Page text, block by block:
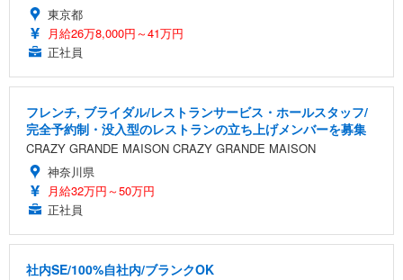
東京都
月給26万8,000円～41万円
正社員
フレンチ, ブライダル/レストランサービス・ホールスタッフ/
完全予約制・没入型のレストランの立ち上げメンバーを募集
CRAZY GRANDE MAISON CRAZY GRANDE MAISON
神奈川県
月給32万円～50万円
正社員
社内SE/100%自社内/ブランクOK